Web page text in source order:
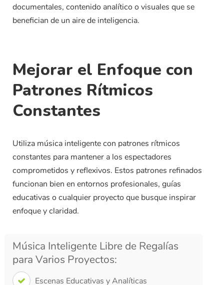
documentales, contenido analítico o visuales que se
benefician de un aire de inteligencia.
Mejorar el Enfoque con
Patrones Rítmicos
Constantes
Utiliza música inteligente con patrones rítmicos
constantes para mantener a los espectadores
comprometidos y reflexivos. Estos patrones refinados
funcionan bien en entornos profesionales, guías
educativas o cualquier proyecto que busque inspirar
enfoque y claridad.
Música Inteligente Libre de Regalías
para Varios Proyectos:
Escenas Educativas y Analíticas